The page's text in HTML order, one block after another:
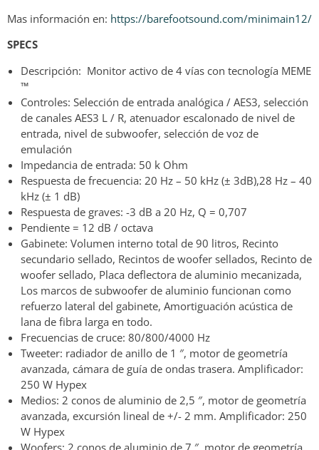
Mas información en: https://barefootsound.com/minimain12/
SPECS
Descripción: Monitor activo de 4 vías con tecnología MEME
™
Controles: Selección de entrada analógica / AES3, selección
de canales AES3 L / R, atenuador escalonado de nivel de
entrada, nivel de subwoofer, selección de voz de
emulación
Impedancia de entrada: 50 k Ohm
Respuesta de frecuencia: 20 Hz – 50 kHz (± 3dB),28 Hz – 40
kHz (± 1 dB)
Respuesta de graves: -3 dB a 20 Hz, Q = 0,707
Pendiente = 12 dB / octava
Gabinete: Volumen interno total de 90 litros, Recinto
secundario sellado, Recintos de woofer sellados, Recinto de
woofer sellado, Placa deflectora de aluminio mecanizada,
Los marcos de subwoofer de aluminio funcionan como
refuerzo lateral del gabinete, Amortiguación acústica de
lana de fibra larga en todo.
Frecuencias de cruce: 80/800/4000 Hz
Tweeter: radiador de anillo de 1 ″, motor de geometría
avanzada, cámara de guía de ondas trasera. Amplificador:
250 W Hypex
Medios: 2 conos de aluminio de 2,5 ″, motor de geometría
avanzada, excursión lineal de +/- 2 mm. Amplificador: 250
W Hypex
Woofers: 2 conos de aluminio de 7 ″, motor de geometría